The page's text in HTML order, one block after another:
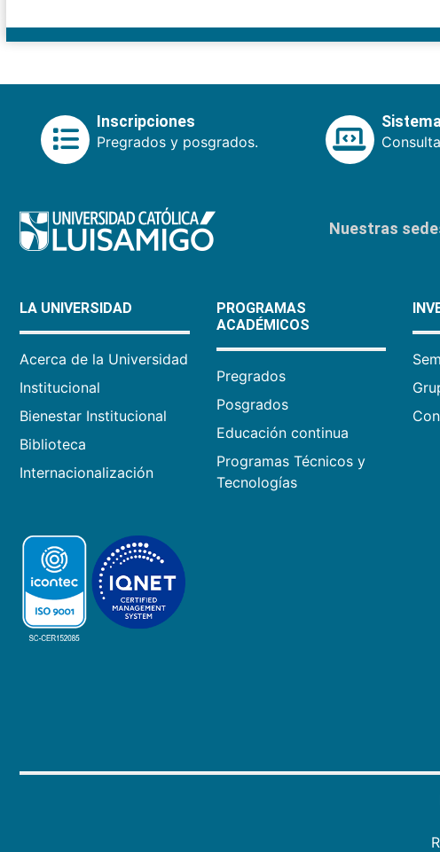
Inscripciones
Pregrados y posgrados.
Nuestras
LA UNIVERSIDAD
Acerca de la Universidad
Institucional
Bienestar Institucional
Biblioteca
Internacionalización
PROGRAMAS
ACADÉMICOS
Pregrados
Posgrados
Educación continua
Programas Técnicos y
Tecnologías